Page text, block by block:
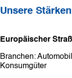
Unsere
Europäischer
Branchen:
Konsumgüter